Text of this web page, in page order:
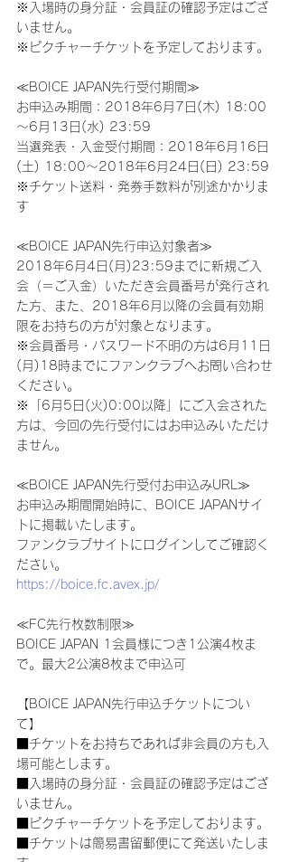
※入場時の身分証・会員証の確認予定はござ
いません。
※ピクチャーチケットを予定しております。
≪BOICE JAPAN先行受付期間≫
お申込み期間：2018年6月7日(木) 18:00
～6月13日(水) 23:59
当選発表・入金受付期間：2018年6月16日
(土) 18:00～2018年6月24日(日) 23:59
※チケット送料・発券手数料が別途かかりま
す
≪BOICE JAPAN先行申込対象者≫
2018年6月4日(月)23:59までに新規ご入
会（＝ご入金）いただき会員番号が発行され
た方、また、2018年6月以降の会員有効期
限をお持ちの方が対象となります。
※会員番号・パスワード不明の方は6月11日
(月)18時までにファンクラブへお問い合わせ
ください。
※「6月5日(火)0:00以降」にご入会された
方は、今回の先行受付にはお申込みいただけ
ません。
≪BOICE JAPAN先行受付お申込みURL≫
お申込み期間開始時に、BOICE JAPANサイ
トに掲載いたします。
ファンクラブサイトにログインしてご確認く
ださい。
https://boice.fc.avex.jp/
≪FC先行枚数制限≫
BOICE JAPAN 1会員様につき1公演4枚ま
で。最大2公演8枚まで申込可
【BOICE JAPAN先行申込チケットについ
て】
■チケットをお持ちであれば非会員の方も入
場可能とします。
■入場時の身分証・会員証の確認予定はござ
いません。
■ピクチャーチケットを予定しております。
■チケットは簡易書留郵便にて発送いたしま